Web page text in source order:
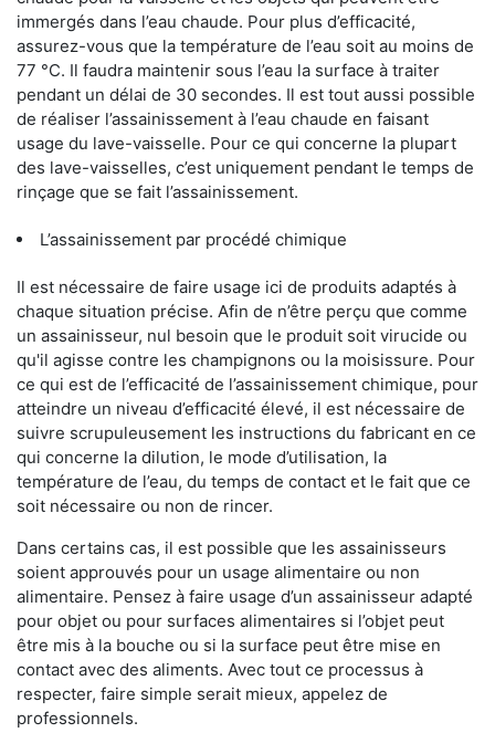
immergés dans l’eau chaude. Pour plus d’efficacité,
assurez-vous que la température de l’eau soit au moins de
77 °C. Il faudra maintenir sous l’eau la surface à traiter
pendant un délai de 30 secondes. Il est tout aussi possible
de réaliser l’assainissement à l’eau chaude en faisant
usage du lave-vaisselle. Pour ce qui concerne la plupart
des lave-vaisselles, c’est uniquement pendant le temps de
rinçage que se fait l’assainissement.
L’assainissement par procédé chimique
Il est nécessaire de faire usage ici de produits adaptés à
chaque situation précise. Afin de n’être perçu que comme
un assainisseur, nul besoin que le produit soit virucide ou
qu'il agisse contre les champignons ou la moisissure. Pour
ce qui est de l’efficacité de l’assainissement chimique, pour
atteindre un niveau d’efficacité élevé, il est nécessaire de
suivre scrupuleusement les instructions du fabricant en ce
qui concerne la dilution, le mode d’utilisation, la
température de l’eau, du temps de contact et le fait que ce
soit nécessaire ou non de rincer.
Dans certains cas, il est possible que les assainisseurs
soient approuvés pour un usage alimentaire ou non
alimentaire. Pensez à faire usage d’un assainisseur adapté
pour objet ou pour surfaces alimentaires si l’objet peut
être mis à la bouche ou si la surface peut être mise en
contact avec des aliments. Avec tout ce processus à
respecter, faire simple serait mieux, appelez de
professionnels.